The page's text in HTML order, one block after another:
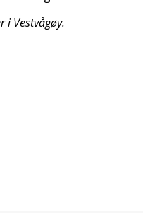
i Vestvågøy.